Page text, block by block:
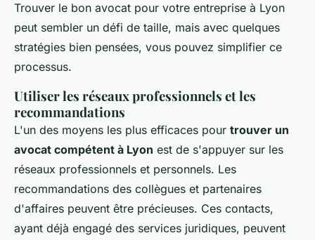
Trouver le bon avocat pour votre entreprise à Lyon
peut sembler un défi de taille, mais avec quelques
stratégies bien pensées, vous pouvez simplifier ce
processus.
Utiliser les réseaux professionnels et les
recommandations
L'un des moyens les plus efficaces pour trouver un
avocat compétent à Lyon est de s'appuyer sur les
réseaux professionnels et personnels. Les
recommandations des collègues et partenaires
d'affaires peuvent être précieuses. Ces contacts,
ayant déjà engagé des services juridiques, peuvent